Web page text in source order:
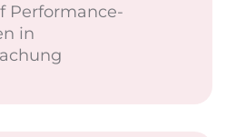
Performance-
in